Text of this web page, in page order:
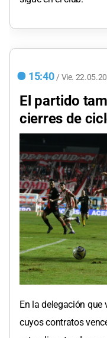
15:40 / Vie.
El partido
cierres de
En la delegación que
cuyos contratos